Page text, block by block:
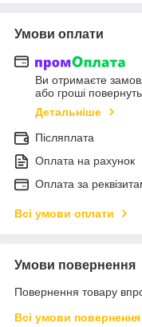
Умови оплати
Ви отримаєте
або гроші
Детальніше
Післяплата
Оплата на рахунок
Оплата за
Всі умови оплати
Умови повернення
Повернення товару
Всі умови повернення